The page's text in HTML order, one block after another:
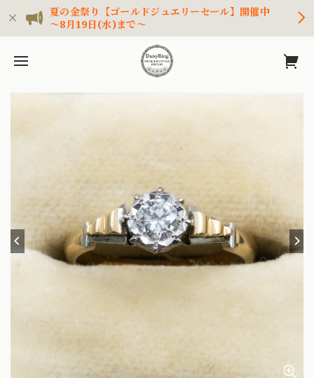
夏の金祭り【ゴールドジュエリーセール】開催中
～8月19日(水)まで～